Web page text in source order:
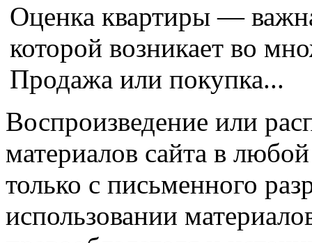
Оценка квартиры —
которой возникает во
Продажа или покупка...
Воспроизведение или
материалов сайта в
только с письменного
использовании